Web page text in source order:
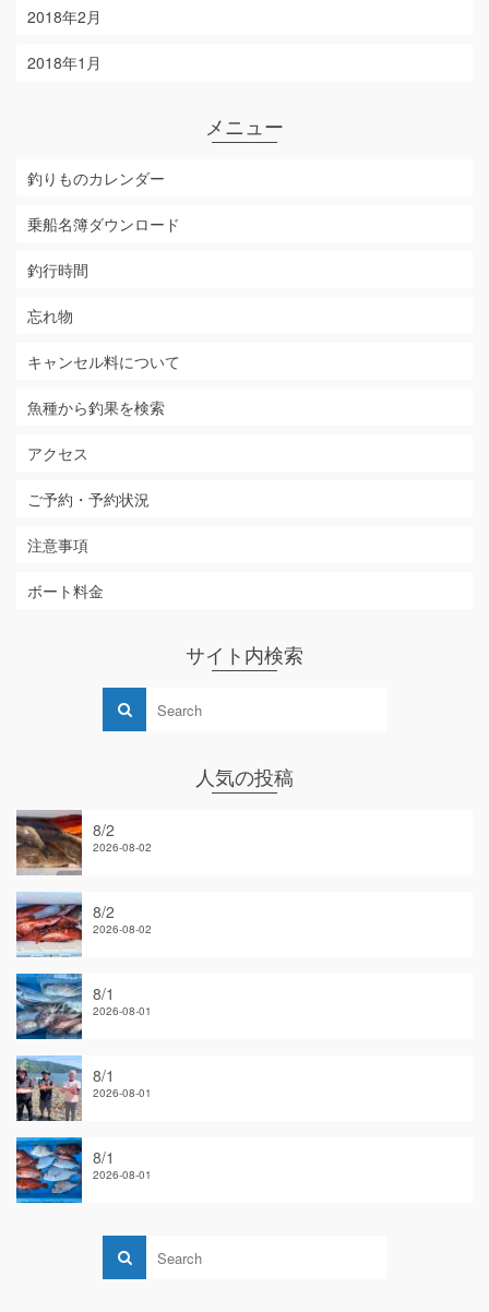
2018年2月
2018年1月
メニュー
釣りものカレンダー
乗船名簿ダウンロード
釣行時間
忘れ物
キャンセル料について
魚種から釣果を検索
アクセス
ご予約・予約状況
注意事項
ボート料金
サイト内検索
人気の投稿
8/2
2026-08-02
8/2
2026-08-02
8/1
2026-08-01
8/1
2026-08-01
8/1
2026-08-01